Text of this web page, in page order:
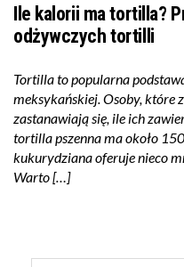
Ile kalorii ma tortilla?
odżywczych tortilli
Tortilla to popularna
meksykańskiej. Osoby, które
zastanawiają się, ile ich
tortilla pszenna ma około
kukurydziana oferuje nieco
Warto […]